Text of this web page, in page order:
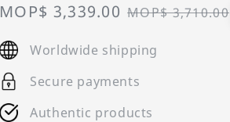
Sale
MOP$ 3,339.00 Regular
MOP$ 3,710.00
Worldwide shipping
Secure payments
Authentic products